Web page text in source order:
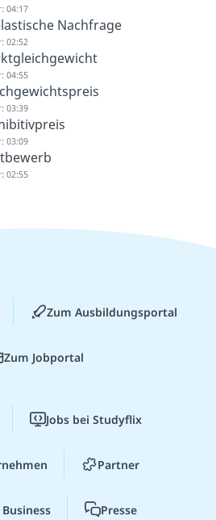
04:17
Nachfrage
02:52
04:55
03:39
03:09
02:55
Zum Ausbildungsportal
Zum Jobportal
Jobs bei Studyflix
Partner
Presse